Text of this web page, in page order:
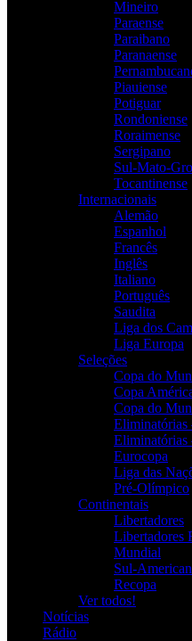
Mineiro
Paraense
Paraibano
Paranaense
Piauiense
Potiguar
Rondoniense
Roraimense
Sergipano
Sul-Mato-
Tocantinense
Internacionais
Alemão
Espanhol
Francês
Inglês
Italiano
Português
Saudita
Liga dos
Liga Europa
Seleções
Copa do
Copa
Copa do
Eliminatórias
Eliminatórias
Eurocopa
Liga das
Pré-Olímpico
Continentais
Libertadores
Libertadores
Mundial
Sul-
Recopa
Ver todos!
Notícias
Rádio